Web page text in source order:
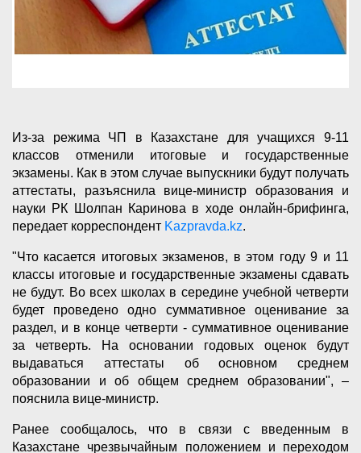
Из-за режима ЧП в Казахстане для учащихся 9-11
классов отменили итоговые и государственные
экзамены. Как в этом случае выпускники будут получать
аттестаты, разъяснила вице-министр образования и
науки РК Шолпан Каринова в ходе онлайн-брифинга,
передает корреспондент Kazpravda.kz.
"Что касается итоговых экзаменов, в этом году 9 и 11
классы итоговые и государственные экзамены сдавать
не будут. Во всех школах в середине учебной четверти
будет проведено одно суммативное оценивание за
раздел, и в конце четверти - суммативное оценивание
за четверть. На основании годовых оценок будут
выдаваться аттестаты об основном среднем
образовании и об общем среднем образовании", –
пояснила вице-министр.
Ранее сообщалось, что в связи с введенным в
Казахстане чрезвычайным положением и переходом